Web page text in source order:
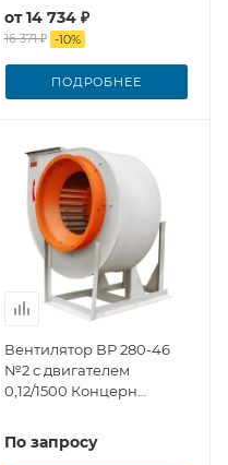
от14 734 ₽
16 371 ₽ -10%
ПОДРОБНЕЕ
Вентилятор ВР 280-46
№2 с двигателем
0,12/1500 Концерн
По запросу